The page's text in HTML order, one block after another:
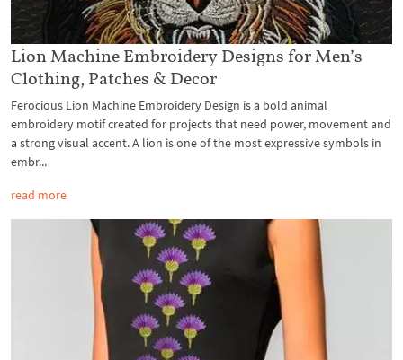
Lion Machine Embroidery Designs for Men’s
Clothing, Patches & Decor
Ferocious Lion Machine Embroidery Design is a bold animal
embroidery motif created for projects that need power, movement and
a strong visual accent. A lion is one of the most expressive symbols in
embr...
read more